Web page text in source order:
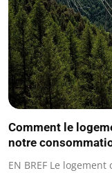
Comment le
notre
EN BREF Le